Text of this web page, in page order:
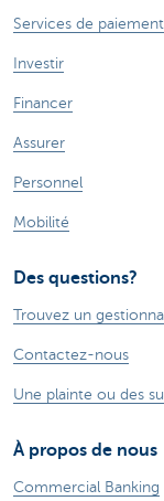
Services de
Investir
Financer
Assurer
Personnel
Mobilité
Des questions?
Trouvez un
Contactez-nous
Une plainte ou des
À propos de nous
Commercial Banking